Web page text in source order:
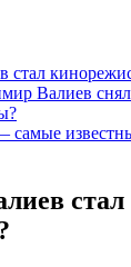
стал
Валиев
стал